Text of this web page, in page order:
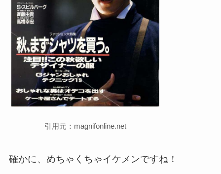
引用元：magnifonline.net
確かに、めちゃくちゃイケメンですね！